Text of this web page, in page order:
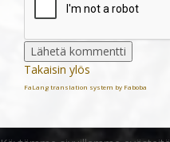
Takaisin ylös
FaLang translation system by Faboba